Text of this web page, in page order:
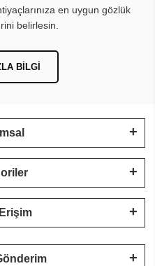
en uygun gözlük
belirlesin.
BILGI